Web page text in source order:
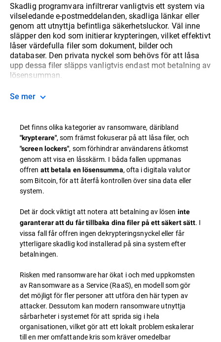
Skadlig programvara infiltrerar vanligtvis ett system via
vilseledande e-postmeddelanden, skadliga länkar eller
genom att utnyttja befintliga säkerhetsluckor. Väl inne
släpper den kod som initierar krypteringen, vilket effektivt
låser värdefulla filer som dokument, bilder och
databaser. Den privata nyckel som behövs för att låsa
upp dessa filer släpps vanligtvis endast mot betalning av
lösensumman.
Se mer
Det finns olika kategorier av ransomware, däribland
"krypterare", som främst fokuserar på att låsa filer, och
"screen lockers", som förhindrar användarens åtkomst
genom att visa en låsskärm. I båda fallen uppmanas
offren att betala en lösensumma, ofta i digitala valutor
som Bitcoin, för att återfå kontrollen över sina data eller
system.
Det är dock viktigt att notera att betalning av lösen inte
garanterar att du får tillbaka dina filer på ett säkert sätt. I
vissa fall får offren ingen dekrypteringsnyckel eller får
ytterligare skadlig kod installerad på sina system efter
betalningen.
Risken med ransomware har ökat i och med uppkomsten
av Ransomware as a Service (RaaS), en modell som gör
det möjligt för fler personer att utföra den här typen av
attacker. Dessutom kan modern ransomware utnyttja
sårbarheter i systemet för att sprida sig i hela
organisationen, vilket gör att ett lokalt problem eskalerar
till en mer omfattande kris som kräver omedelbar